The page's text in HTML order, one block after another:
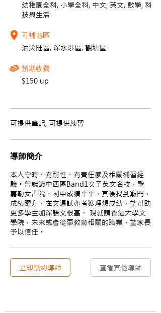
幼稚園全科, 小學全科, 中文, 英文, 數學, 科
技與生活
可補地區
油尖旺區, 深水埗區, 觀塘區
預期收費
$150 up
可提供筆記, 可提供練習
導師簡介
本人守時、有耐性、有責任感及相關補習經
驗。曾就讀中西區Band1女子英文名校，聖
嘉勒女書院。初中成績平平，其後找到竅門，
成績躍升，在文憑試亦考獲理想成績，望幫助
更多學生加深語文根基。 現就讀香港大學文
學院，未來或會從事教育相關的職業，望家長
予以信任。
立即預約導師 查看其他導師